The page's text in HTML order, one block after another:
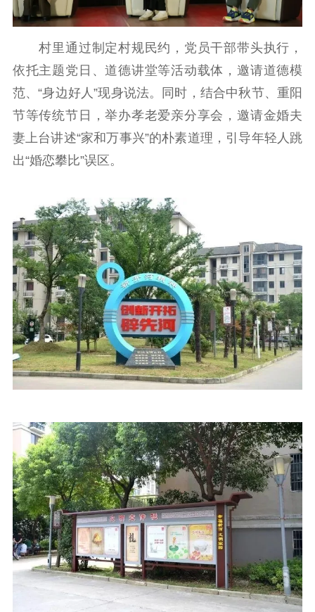
村里通过制定村规民约，党员干部带头执行，
依托主题党日、道德讲堂等活动载体，邀请道德模
范、“身边好人”现身说法。同时，结合中秋节、重阳
节等传统节日，举办孝老爱亲分享会，邀请金婚夫
妻上台讲述“家和万事兴”的朴素道理，引导年轻人跳
出“婚恋攀比”误区。